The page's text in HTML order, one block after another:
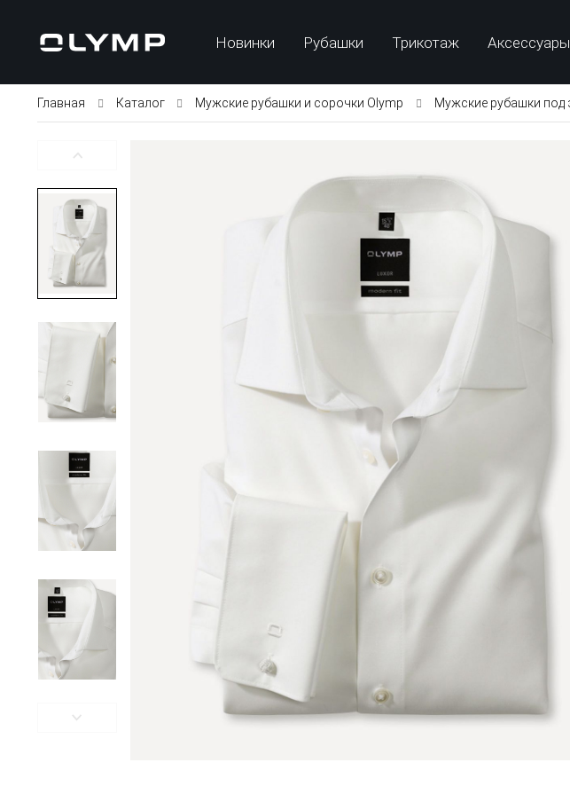
Новинки Рубашки Трикотаж Аксессуары
Главная Каталог Мужские рубашки и сорочки Olymp Мужские рубашки под